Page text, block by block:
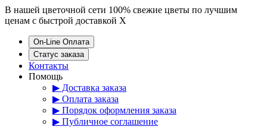
В нашей цветочной сети 100% свежие цветы по лучшим
ценам с быстрой доставкой X
On-Line Оплата
Статус заказа
Контакты
Помощь
▶ Доставка заказа
▶ Оплата заказа
▶ Порядок оформления заказа
▶ Публичное соглашение